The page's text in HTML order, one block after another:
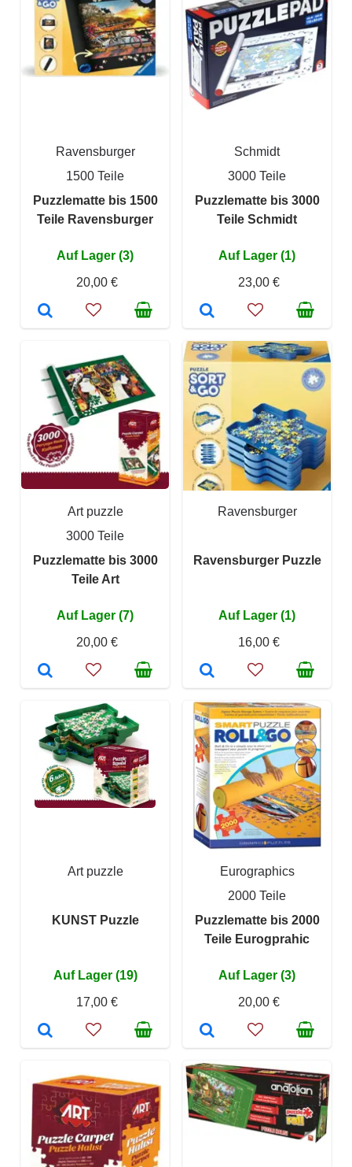
Ravensburger
1500 Teile
Puzzlematte bis 1500
Teile Ravensburger
Auf Lager (3)
20,00 €
Schmidt
3000 Teile
Puzzlematte bis 3000
Teile Schmidt
Auf Lager (1)
23,00 €
Art puzzle
3000 Teile
Puzzlematte bis 3000
Teile Art
Auf Lager (7)
20,00 €
Ravensburger
Ravensburger Puzzle
Auf Lager (1)
16,00 €
Art puzzle
KUNST Puzzle
Auf Lager (19)
17,00 €
Eurographics
2000 Teile
Puzzlematte bis 2000
Teile Eurogprahic
Auf Lager (3)
20,00 €